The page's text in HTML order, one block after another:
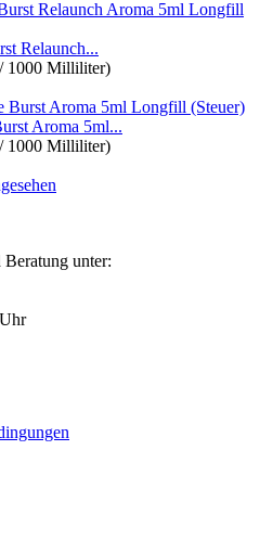
Relaunch...
1000 Milliliter)
Aroma 5ml...
1000 Milliliter)
unter: